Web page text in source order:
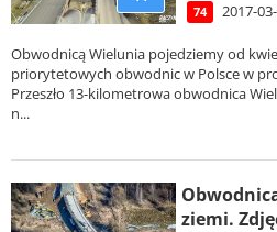
74 2017-
Obwodnicą Wielunia pojedziemy od
priorytetowych obwodnic w Polsce w
Przeszło 13-kilometrowa obwodnica
n...
ziemi.